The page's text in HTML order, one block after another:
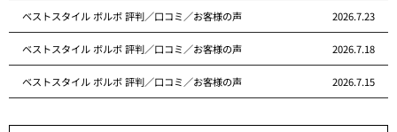
ベストスタイル ボルボ 評判／口コミ／お客様の声 2026.7.23
ベストスタイル ボルボ 評判／口コミ／お客様の声 2026.7.18
ベストスタイル ボルボ 評判／口コミ／お客様の声 2026.7.15